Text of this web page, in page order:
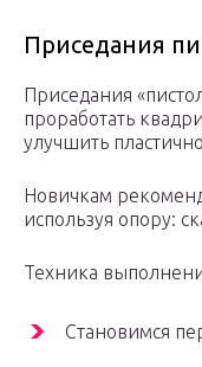
Приседания
Приседания
проработать
улучшить
Новичкам
используя опору:
Техника
Становимся